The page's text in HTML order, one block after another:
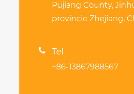
Pujiang County,
provincie Zhejiang,
 Tel
+86-13867988567